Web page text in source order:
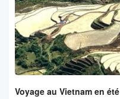
Voyage au Vietnam en été